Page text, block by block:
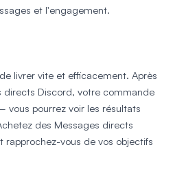
et l'engagement.
livrer vite et efficacement. Après
directs Discord, votre commande
pourrez voir les résultats
des Messages directs
rapprochez-vous de vos objectifs